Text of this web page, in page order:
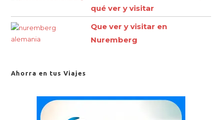
qué ver y visitar
Que ver y visitar en
Nuremberg
Ahorra en tus Viajes